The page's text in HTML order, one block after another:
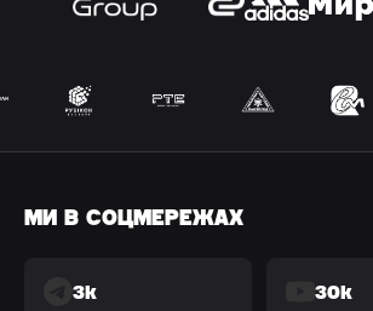
МИ В СОЦМЕРЕЖАХ
3k 30k